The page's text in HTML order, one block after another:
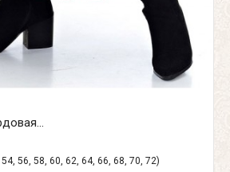
56, 58, 60, 62, 64, 66, 68, 70, 72)